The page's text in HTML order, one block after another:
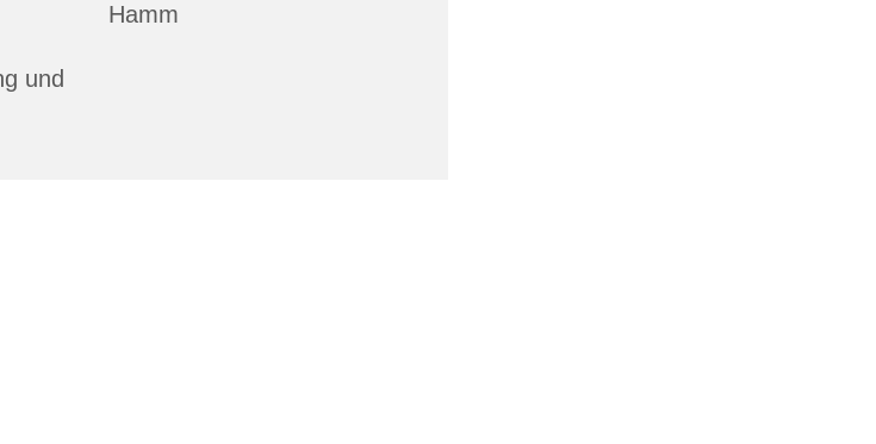
Hamm
und